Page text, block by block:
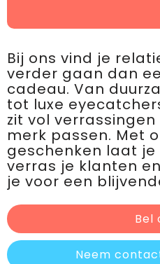
Bij ons vind je
verder gaan dan
cadeau. Van
tot luxe
zit vol
merk passen. Met
geschenken laat je
verras je klanten
je voor een
Bel
Neem